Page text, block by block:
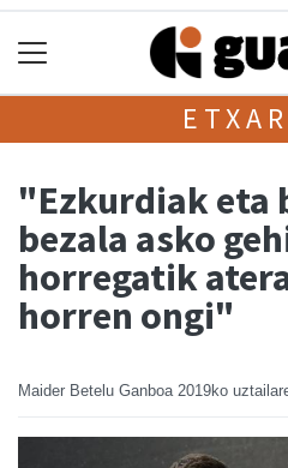
"Ezkurdiak eta
bezala asko
horregatik
horren ongi"
Maider Betelu Ganboa 2019ko